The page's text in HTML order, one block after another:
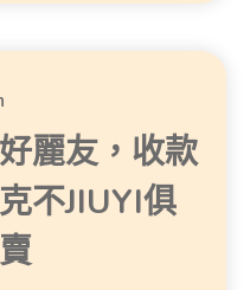
麗友，收款
不JIUYI俱